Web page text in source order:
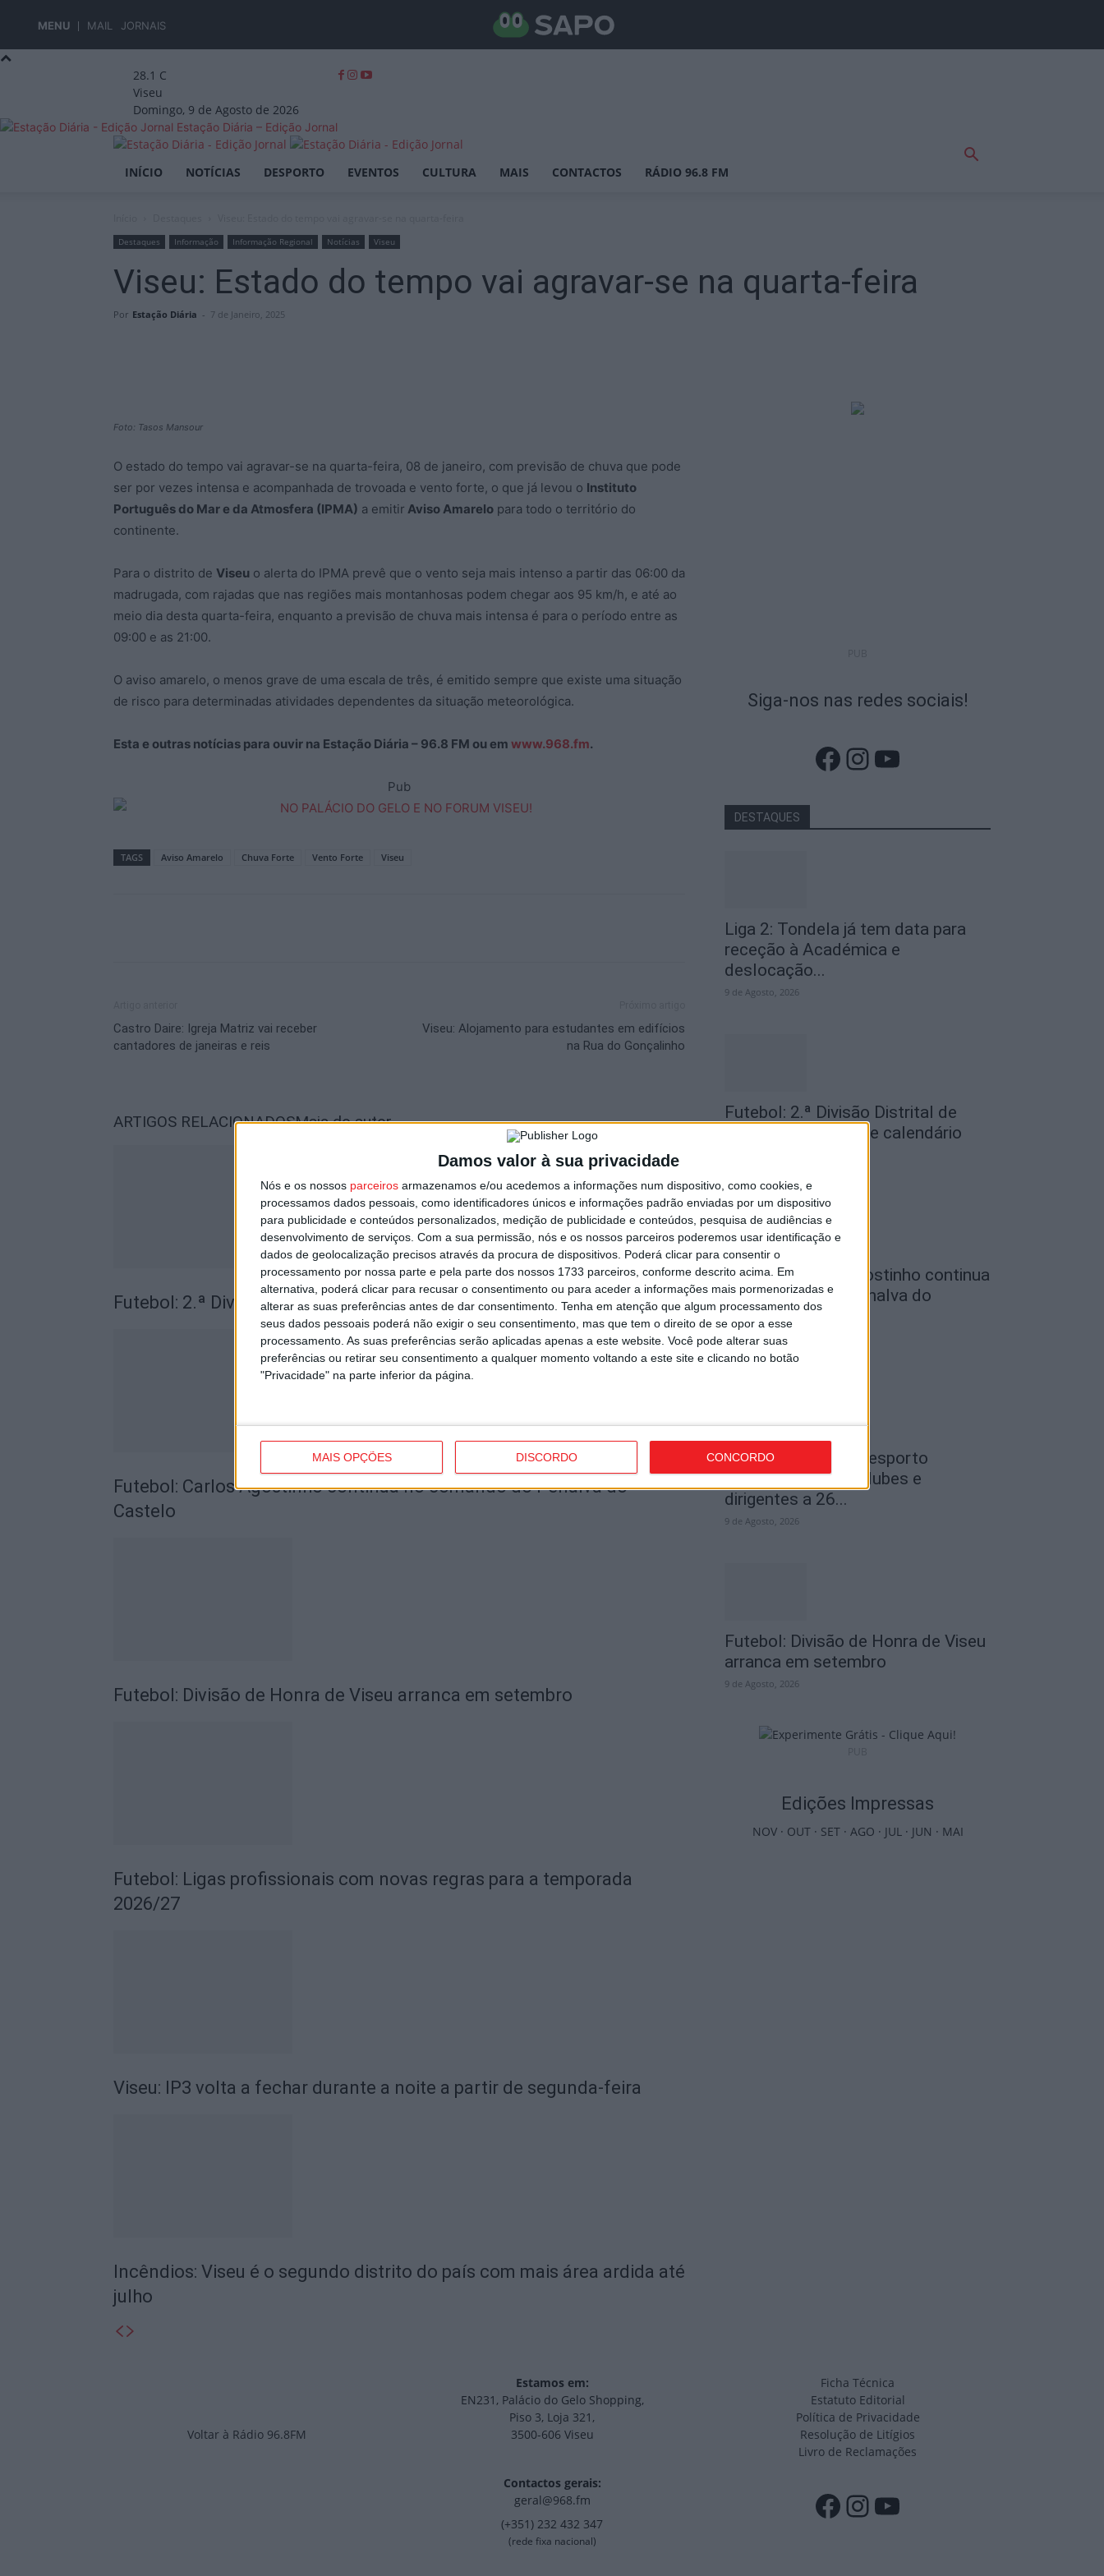
Damos valor à sua privacidade
Nós e os nossos parceiros armazenamos e/ou acedemos a informações num dispositivo, como cookies, e
processamos dados pessoais, como identificadores únicos e informações padrão enviadas por um dispositivo
para publicidade e conteúdos personalizados, medição de publicidade e conteúdos, pesquisa de audiências e
desenvolvimento de serviços. Com a sua permissão, nós e os nossos parceiros poderemos usar identificação e
dados de geolocalização precisos através da procura de dispositivos. Poderá clicar para consentir o
processamento por nossa parte e pela parte dos nossos 1733 parceiros, conforme descrito acima. Em
alternativa, poderá clicar para recusar o consentimento ou para aceder a informações mais pormenorizadas e
alterar as suas preferências antes de dar consentimento. Tenha em atenção que algum processamento dos
seus dados pessoais poderá não exigir o seu consentimento, mas que tem o direito de se opor a esse
processamento. As suas preferências serão aplicadas apenas a este website. Você pode alterar suas
preferências ou retirar seu consentimento a qualquer momento voltando a este site e clicando no botão
"Privacidade" na parte inferior da página.
MAIS OPÇÕES DISCORDO CONCORDO
MENU MAIL JORNAIS
28.1 C
Viseu
Domingo, 9 de Agosto de 2026
Estação Diária – Edição Jornal
INÍCIO NOTÍCIAS DESPORTO EVENTOS CULTURA MAIS CONTACTOS RÁDIO 96.8 FM
Destaques Informação Informação Regional Notícias Viseu
Viseu: Estado do tempo vai agravar-se na quarta-feira
Por Estação Diária - 7 de Janeiro, 2025
Foto: Tasos Mansour
O estado do tempo vai agravar-se na quarta-feira, 08 de janeiro, com previsão de chuva que pode
ser por vezes intensa e acompanhada de trovoada e vento forte, o que já levou o Instituto
Português do Mar e da Atmosfera (IPMA) a emitir Aviso Amarelo para todo o território do
continente.
Para o distrito de Viseu o alerta do IPMA prevê que o vento seja mais intenso a partir das 06:00 da
madrugada, com rajadas que nas regiões mais montanhosas podem chegar aos 95 km/h, e até ao
meio dia desta quarta-feira, enquanto a previsão de chuva mais intensa é para o período entre as
09:00 e as 21:00.
O aviso amarelo, o menos grave de uma escala de três, é emitido sempre que existe uma situação
de risco para determinadas atividades dependentes da situação meteorológica.
Esta e outras notícias para ouvir na Estação Diária – 96.8 FM ou em www.968.fm.
Pub
TAGS Aviso Amarelo Chuva Forte Vento Forte Viseu
Castro Daire: Igreja Matriz vai receber
cantadores de janeiras e reis
Viseu: Alojamento para estudantes em edifícios
na Rua do Gonçalinho
ARTIGOS RELACIONADOSMais do autor
Futebol: 2.ª Divisão Distrital de Viseu já tem séries e calendário
Futebol: Carlos Agostinho continua no comando do Penalva do
Castelo
Futebol: Divisão de Honra de Viseu arranca em setembro
Futebol: Ligas profissionais com novas regras para a temporada
2026/27
Viseu: IP3 volta a fechar durante a noite a partir de segunda-feira
Incêndios: Viseu é o segundo distrito do país com mais área ardida até
julho
Siga-nos nas redes sociais!
Facebook
Instagram
YouTube
DESTAQUES
Liga 2: Tondela já tem data para
receção à Académica e
deslocação...
9 de Agosto, 2026
Futebol: 2.ª Divisão Distrital de
Viseu já tem séries e calendário
Futebol: Carlos Agostinho continua
no comando do Penalva do
Castelo
9 de Agosto, 2026
Tondela: Gala do Desporto
distingue atletas, clubes e
dirigentes a 26...
9 de Agosto, 2026
Futebol: Divisão de Honra de Viseu
arranca em setembro
9 de Agosto, 2026
Edições Impressas
NOV· OUT· SET· AGO · JUL· JUN · MAI
Voltar à Rádio 96.8FM
Estamos em:
EN231, Palácio do Gelo Shopping,
Piso 3, Loja 321,
3500-606 Viseu
Contactos gerais:
geral@968.fm
(+351) 232 432 347
(rede fixa nacional)
Ficha Técnica
Estatuto Editorial
Política de Privacidade
Resolução de Litígios
Livro de Reclamações
Facebook
Instagram
YouTube